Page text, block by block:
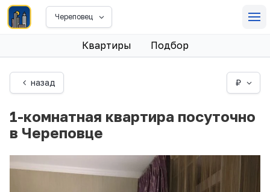
Череповец
Квартиры Подбор
назад ₽
1-комнатная квартира посуточно
в Череповце